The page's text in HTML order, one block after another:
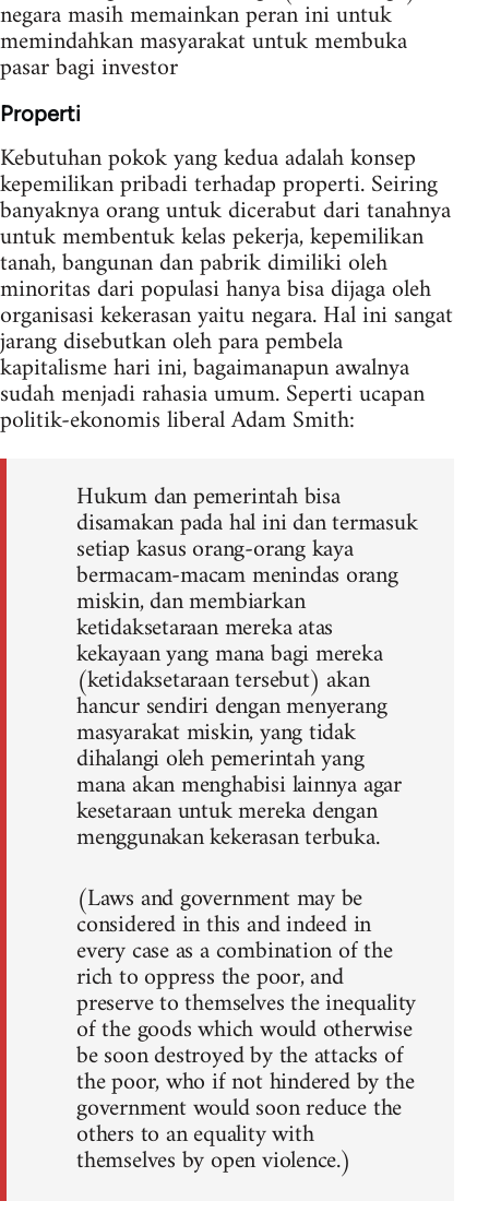
negara masih memainkan peran ini untuk
memindahkan masyarakat untuk membuka
pasar bagi investor
Properti
Kebutuhan pokok yang kedua adalah konsep
kepemilikan pribadi terhadap properti. Seiring
banyaknya orang untuk dicerabut dari tanahnya
untuk membentuk kelas pekerja, kepemilikan
tanah, bangunan dan pabrik dimiliki oleh
minoritas dari populasi hanya bisa dijaga oleh
organisasi kekerasan yaitu negara. Hal ini sangat
jarang disebutkan oleh para pembela
kapitalisme hari ini, bagaimanapun awalnya
sudah menjadi rahasia umum. Seperti ucapan
politik-ekonomis liberal Adam Smith:
Hukum dan pemerintah bisa
disamakan pada hal ini dan termasuk
setiap kasus orang-orang kaya
bermacam-macam menindas orang
miskin, dan membiarkan
ketidaksetaraan mereka atas
kekayaan yang mana bagi mereka
(ketidaksetaraan tersebut) akan
hancur sendiri dengan menyerang
masyarakat miskin, yang tidak
dihalangi oleh pemerintah yang
mana akan menghabisi lainnya agar
kesetaraan untuk mereka dengan
menggunakan kekerasan terbuka.
(Laws and government may be
considered in this and indeed in
every case as a combination of the
rich to oppress the poor, and
preserve to themselves the inequality
of the goods which would otherwise
be soon destroyed by the attacks of
the poor, who if not hindered by the
government would soon reduce the
others to an equality with
themselves by open violence.)